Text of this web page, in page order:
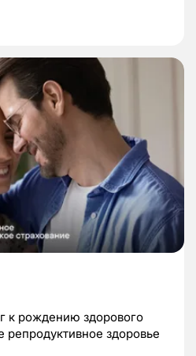
к рождению здорового
здоровье